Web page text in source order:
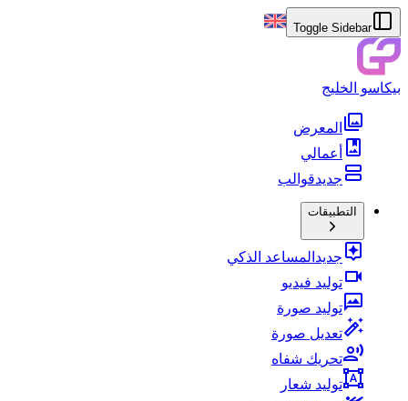
Toggle Sidebar
بيكاسو الخليج
المعرض
أعمالي
جديدقوالب
التطبيقات
جديد المساعد الذكي
توليد فيديو
توليد صورة
تعديل صورة
تحريك شفاه
توليد شعار